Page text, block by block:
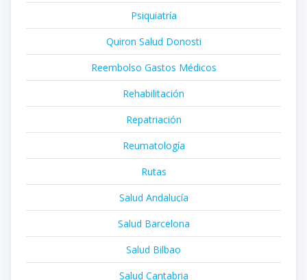
Psiquiatría
Quiron Salud Donosti
Reembolso Gastos Médicos
Rehabilitación
Repatriación
Reumatología
Rutas
Salud Andalucía
Salud Barcelona
Salud Bilbao
Salud Cantabria